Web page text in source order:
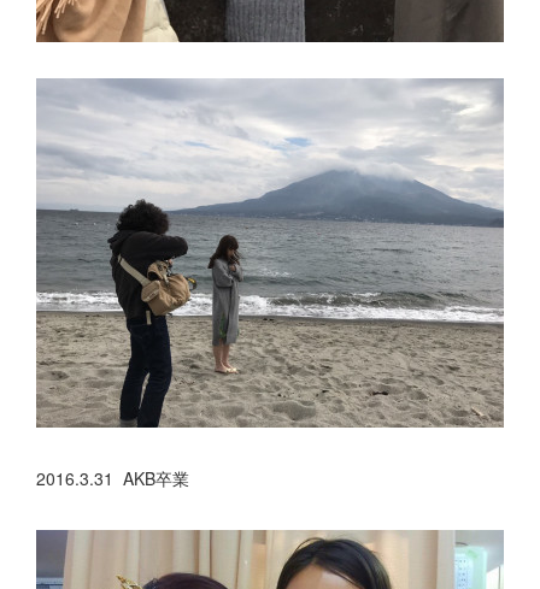
2016.3.31 AKB卒業